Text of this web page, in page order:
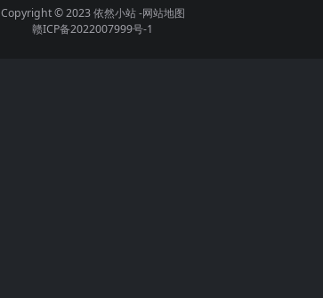
Copyright © 2023依然小站-网站地图
赣ICP备2022007999号-1